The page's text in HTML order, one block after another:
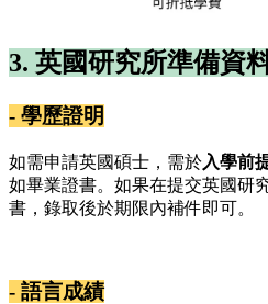
3. 英國研究所準備資
- 學歷證明
如需申請英國碩士，需於入學前
如畢業證書。如果在提交英國研
書，錄取後於期限內補件即可。
- 語言成績